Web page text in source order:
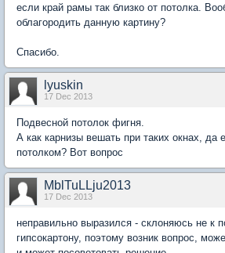
если край рамы так близко от потолка.
облагородить данную картину?
Спасибо.
lyuskin
17 Dec 2013
Подвесной потолок фигня.
А как карнизы вешать при таких окнах,
потолком? Вот вопрос
MblTuLLju2013
17 Dec 2013
неправильно выразился - склоняюсь не к
гипсокартону, поэтому возник вопрос,